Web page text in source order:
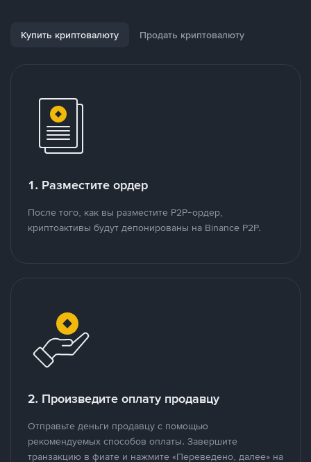
Купить криптовалюту Продать криптовалюту
1. Разместите ордер
После того, как вы разместите P2P-ордер,
криптоактивы будут депонированы на Binance P2P.
2. Произведите оплату продавцу
Отправьте деньги продавцу с помощью
рекомендуемых способов оплаты. Завершите
транзакцию в фиате и нажмите «Переведено, далее» на